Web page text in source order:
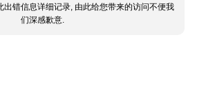
出错信息详细记录, 由此给您带来的访问不便我
们深感歉意.